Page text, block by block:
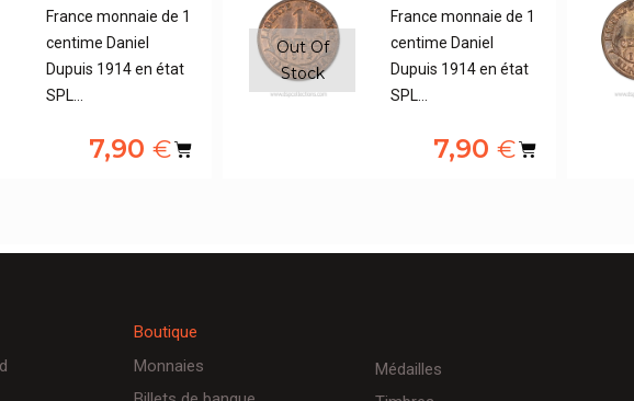
France monnaie de 1
centime Daniel
Dupuis 1914 en état
SPL…
7,90 €
Out Of
Stock
France monnaie de 1
centime Daniel
Dupuis 1914 en état
SPL…
7,90 €
Boutique
Monnaies
Médailles